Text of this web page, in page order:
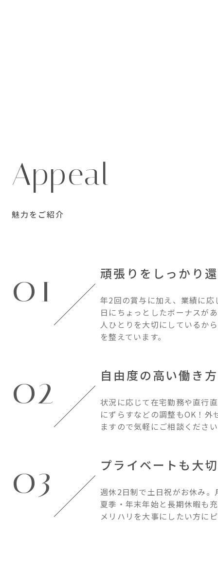
Appeal
魅力をご紹介
01 頑張りをしっかり
年2回の賞与に加え、業績に
日にちょっとしたボーナスが
人ひとりを大切にしているか
を整えています。
02 自由度の高い働き方
状況に応じて在宅勤務や直行
にずらすなどの調整もOK！
ますので気軽にご相談くださ
03 プライベートも大
週休2日制で土日祝がお休み
夏季・年末年始と長期休暇も
メリハリを大事にしたい方に